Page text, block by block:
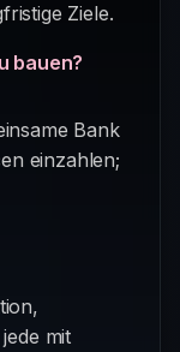
Ziele.
bauen?
Bank
einzahlen;
mit